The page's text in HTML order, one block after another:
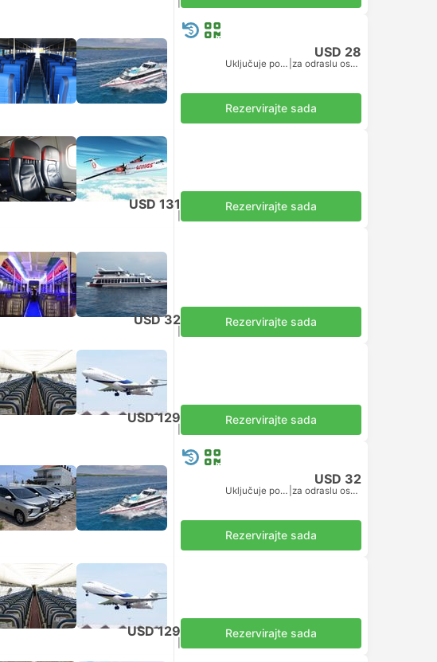
USD 28
Uključuje porez za odraslu osobu
Rezervirajte sada
USD 131 Rezervirajte sada
USD 32 Rezervirajte sada
USD 129 Rezervirajte sada
USD 32
Uključuje porez za odraslu osobu
Rezervirajte sada
USD 129 Rezervirajte sada